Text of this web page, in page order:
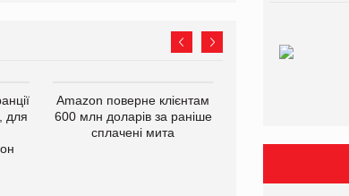
для
Amazon поверне клієнтам
600 млн доларів за раніше
сплачені мита